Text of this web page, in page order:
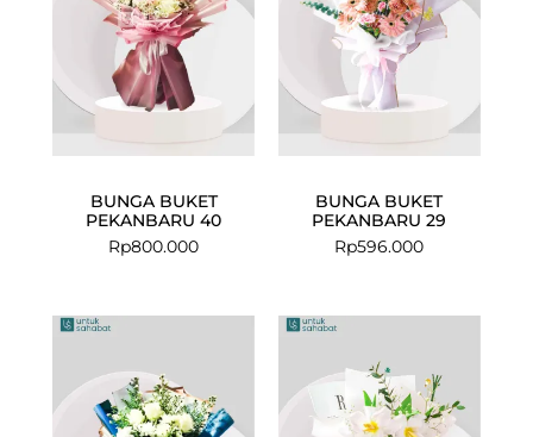
BUNGA BUKET
PEKANBARU 40
Rp800.000
BUNGA BUKET
PEKANBARU 29
Rp596.000